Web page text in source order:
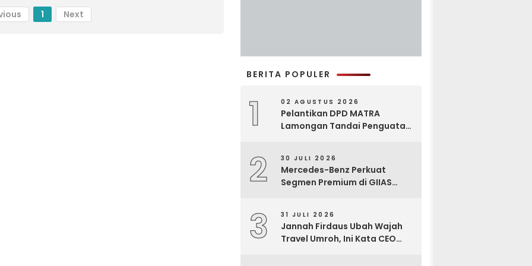
1 Next
BERITA POPULER
1 02 AGUSTUS 2026
Pelantikan DPD MATRA
Lamongan Tandai Penguatan
2 30 JULI 2026
Mercedes-Benz Perkuat
Segmen Premium di GIIAS
3 31 JULI 2026
Jannah Firdaus Ubah Wajah
Travel Umroh, Ini Kata CEO